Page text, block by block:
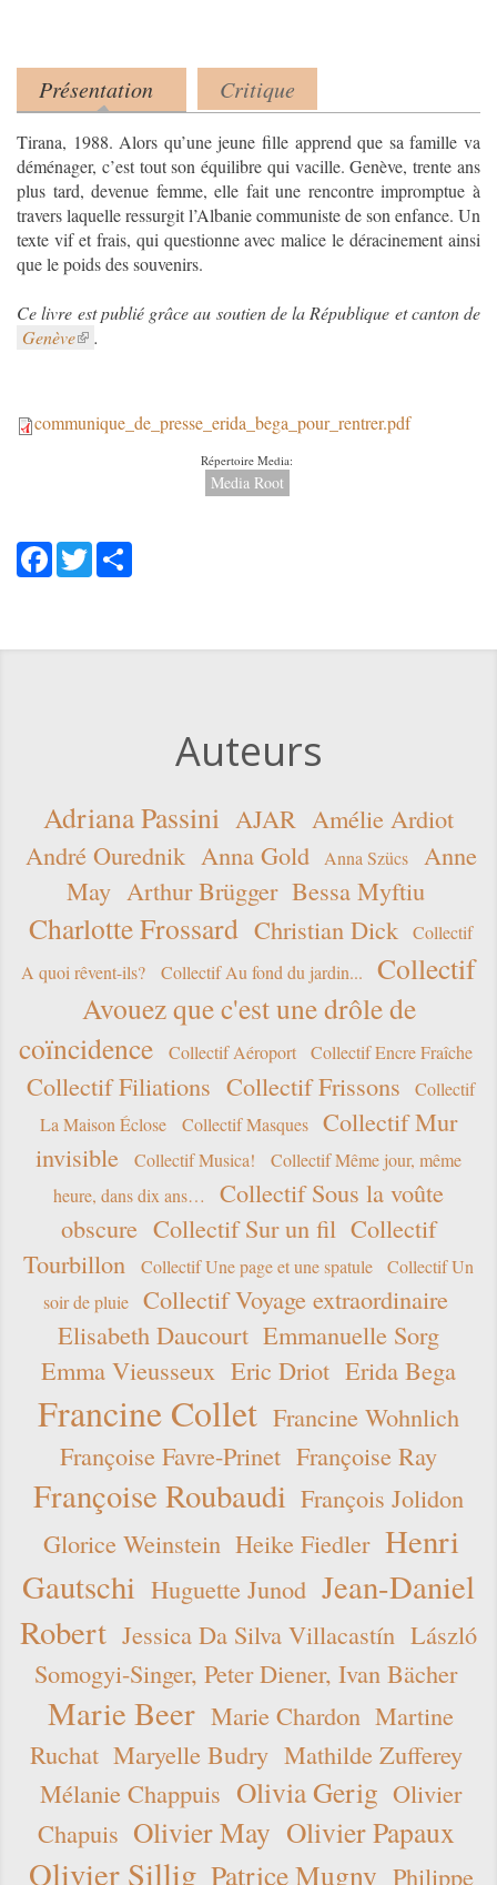
Product tabs
Présentation
(onglet actif)
Critique
Tirana, 1988. Alors qu’une jeune fille apprend que sa famille va
déménager, c’est tout son équilibre qui vacille. Genève, trente ans
plus tard, devenue femme, elle fait une rencontre impromptue à
travers laquelle ressurgit l’Albanie communiste de son enfance. Un
texte vif et frais, qui questionne avec malice le déracinement ainsi
que le poids des souvenirs.
Ce livre est publié grâce au soutien de la République et canton de
Genève
.
communique_de_presse_erida_bega_pour_rentrer.pdf
Répertoire Media:
Media Root
Facebook
Twitter
Auteurs
Adriana Passini AJAR Amélie Ardiot
André Ourednik Anna Gold Anna Szücs
Anne
May Arthur Brügger Bessa Myftiu
Charlotte Frossard Christian Dick
Collectif
A quoi rêvent-ils?
Collectif Au fond du jardin...
Collectif
Avouez que c'est une drôle de
coïncidence
Collectif Aéroport Collectif Encre Fraîche
Collectif Filiations Collectif Frissons
Collectif
La Maison Éclose
Collectif Masques
Collectif Mur
invisible
Collectif Musica!
Collectif Même jour, même
heure, dans dix ans…
Collectif Sous la voûte
obscure Collectif Sur un fil Collectif
Tourbillon
Collectif Une page et une spatule
Collectif Un
soir de pluie
Collectif Voyage extraordinaire
Elisabeth Daucourt Emmanuelle Sorg
Emma Vieusseux Eric Driot Erida Bega
Francine Collet Francine Wohnlich
Françoise Favre-Prinet Françoise Ray
Françoise Roubaudi François Jolidon
Glorice Weinstein Heike Fiedler Henri
Gautschi Huguette Junod Jean-Daniel
Robert Jessica Da Silva Villacastín László
Somogyi-Singer, Peter Diener, Ivan Bächer
Marie Beer Marie Chardon Martine
Ruchat Maryelle Budry Mathilde Zufferey
Mélanie Chappuis Olivia Gerig Olivier
Chapuis Olivier May Olivier Papaux
Olivier Sillig Patrice Mugny Philippe